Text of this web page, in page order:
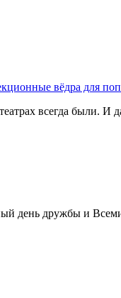
вёдра для
всегда были.
день дружбы и